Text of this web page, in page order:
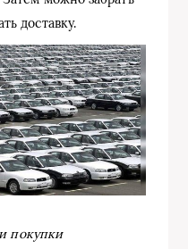
доставку.
покупки